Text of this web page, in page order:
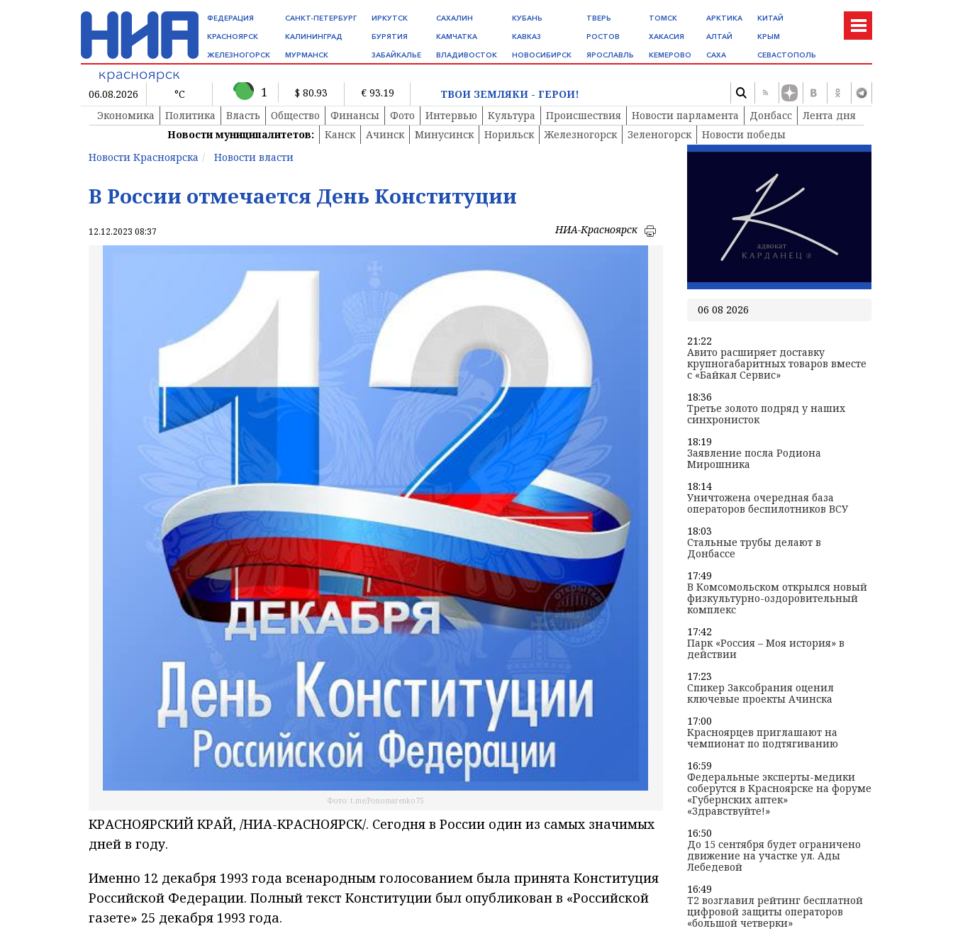
ФЕДЕРАЦИЯ
КРАСНОЯРСК
ЖЕЛЕЗНОГОРСК
САНКТ-ПЕТЕРБУРГ
КАЛИНИНГРАД
МУРМАНСК
ИРКУТСК
БУРЯТИЯ
ЗАБАЙКАЛЬЕ
САХАЛИН
КАМЧАТКА
ВЛАДИВОСТОК
КУБАНЬ
КАВКАЗ
НОВОСИБИРСК
ТВЕРЬ
РОСТОВ
ЯРОСЛАВЛЬ
ТОМСК
ХАКАСИЯ
КЕМЕРОВО
АРКТИКА
АЛТАЙ
САХА
КИТАЙ
КРЫМ
СЕВАСТОПОЛЬ
06.08.2026 °C 1 $ 80.93 € 93.19
ТВОИ ЗЕМЛЯКИ - ГЕРОИ!
Экономика
Политика Власть Общество Финансы Фото Интервью Культура Происшествия Новости парламента Донбасс
Лента дня
Новости муниципалитетов:
Канск Ачинск Минусинск Норильск Железногорск Зеленогорск
Новости победы
Новости Красноярска
Новости власти
В России отмечается День Конституции
12.12.2023 08:37 НИА-Красноярск
Фото: t.me/Ponomarenko75
КРАСНОЯРСКИЙ КРАЙ, /НИА-КРАСНОЯРСК/. Сегодня в России один из самых значимых
дней в году.
Именно 12 декабря 1993 года всенародным голосованием была принята Конституция
Российской Федерации. Полный текст Конституции был опубликован в «Российской
газете» 25 декабря 1993 года.
06 08 2026
21:22
Авито расширяет доставку
крупногабаритных товаров вместе
с «Байкал Сервис»
18:36
Третье золото подряд у наших
синхронисток
18:19
Заявление посла Родиона
Мирошника
18:14
Уничтожена очередная база
операторов беспилотников ВСУ
18:03
Стальные трубы делают в
Донбассе
17:49
В Комсомольском открылся новый
физкультурно-оздоровительный
комплекс
17:42
Парк «Россия – Моя история» в
действии
17:23
Спикер Заксобрания оценил
ключевые проекты Ачинска
17:00
Красноярцев приглашают на
чемпионат по подтягиванию
16:59
Федеральные эксперты-медики
соберутся в Красноярске на форуме
«Губернских аптек»
«Здравствуйте!»
16:50
До 15 сентября будет ограничено
движение на участке ул. Ады
Лебедевой
16:49
T2 возглавил рейтинг бесплатной
цифровой защиты операторов
«большой четверки»